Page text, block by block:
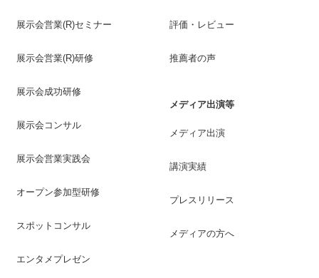
展示会営業(R)セミナー
展示会営業(R)研修
展示会成功研修
展示会コンサル
展示会営業実践会
オープン参加型研修
スポットコンサル
エンタメプレゼン
評価・レビュー
推薦者の声
メディア出演等
メディア出演
講演実績
プレスリリース
メディアの方へ